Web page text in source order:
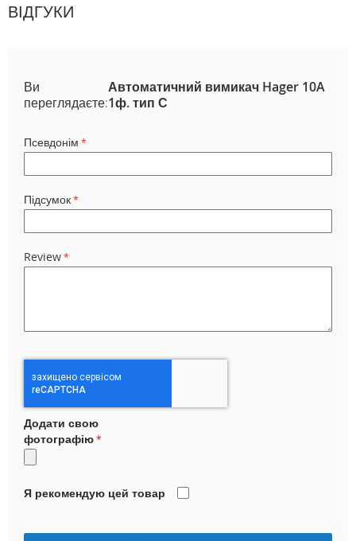
ВІДГУКИ
Ви
переглядаєте:
Автоматичний вимикач Hager 10A
1ф. тип С
Псевдонім
Підсумок
Review
Додати свою
фотографію
Я рекомендую цей товар